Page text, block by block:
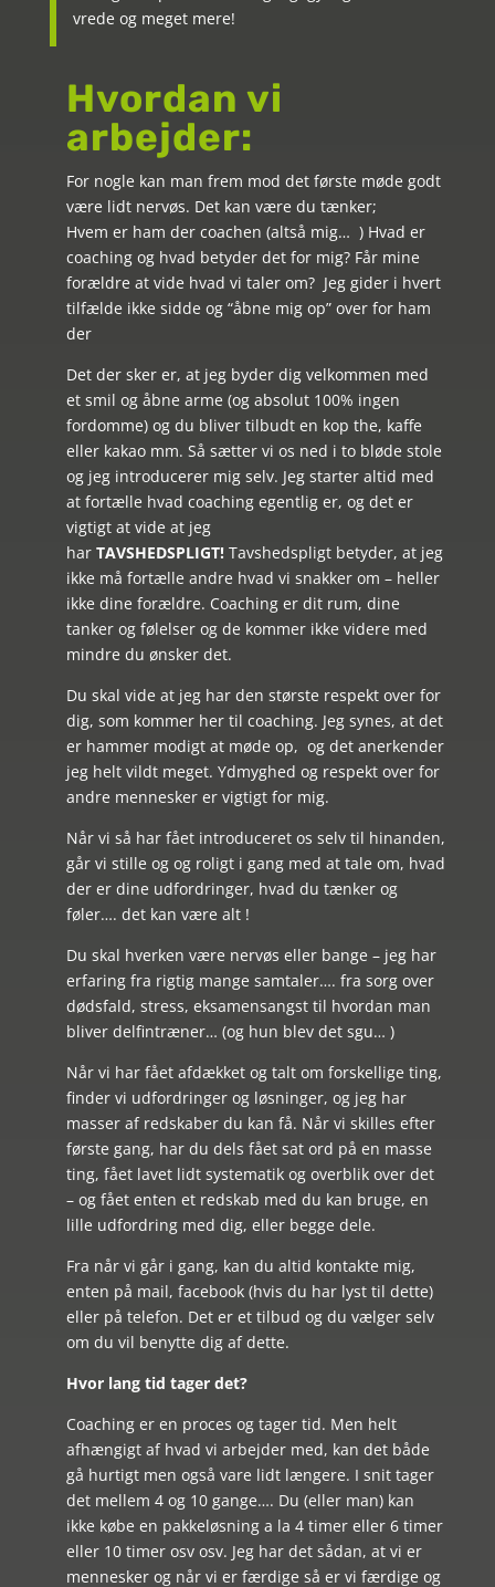
vrede og meget mere!
Hvordan vi
arbejder:
For nogle kan man frem mod det første møde godt
være lidt nervøs. Det kan være du tænker;
Hvem er ham der coachen (altså mig… ) Hvad er
coaching og hvad betyder det for mig? Får mine
forældre at vide hvad vi taler om? Jeg gider i hvert
tilfælde ikke sidde og “åbne mig op” over for ham
der
Det der sker er, at jeg byder dig velkommen med
et smil og åbne arme (og absolut 100% ingen
fordomme) og du bliver tilbudt en kop the, kaffe
eller kakao mm. Så sætter vi os ned i to bløde stole
og jeg introducerer mig selv. Jeg starter altid med
at fortælle hvad coaching egentlig er, og det er
vigtigt at vide at jeg
har TAVSHEDSPLIGT! Tavshedspligt betyder, at jeg
ikke må fortælle andre hvad vi snakker om – heller
ikke dine forældre. Coaching er dit rum, dine
tanker og følelser og de kommer ikke videre med
mindre du ønsker det.
Du skal vide at jeg har den største respekt over for
dig, som kommer her til coaching. Jeg synes, at det
er hammer modigt at møde op, og det anerkender
jeg helt vildt meget. Ydmyghed og respekt over for
andre mennesker er vigtigt for mig.
Når vi så har fået introduceret os selv til hinanden,
går vi stille og og roligt i gang med at tale om, hvad
der er dine udfordringer, hvad du tænker og
føler…. det kan være alt !
Du skal hverken være nervøs eller bange – jeg har
erfaring fra rigtig mange samtaler…. fra sorg over
dødsfald, stress, eksamensangst til hvordan man
bliver delfintræner… (og hun blev det sgu… )
Når vi har fået afdækket og talt om forskellige ting,
finder vi udfordringer og løsninger, og jeg har
masser af redskaber du kan få. Når vi skilles efter
første gang, har du dels fået sat ord på en masse
ting, fået lavet lidt systematik og overblik over det
– og fået enten et redskab med du kan bruge, en
lille udfordring med dig, eller begge dele.
Fra når vi går i gang, kan du altid kontakte mig,
enten på mail, facebook (hvis du har lyst til dette)
eller på telefon. Det er et tilbud og du vælger selv
om du vil benytte dig af dette.
Hvor lang tid tager det?
Coaching er en proces og tager tid. Men helt
afhængigt af hvad vi arbejder med, kan det både
gå hurtigt men også vare lidt længere. I snit tager
det mellem 4 og 10 gange…. Du (eller man) kan
ikke købe en pakkeløsning a la 4 timer eller 6 timer
eller 10 timer osv osv. Jeg har det sådan, at vi er
mennesker og når vi er færdige så er vi færdige og